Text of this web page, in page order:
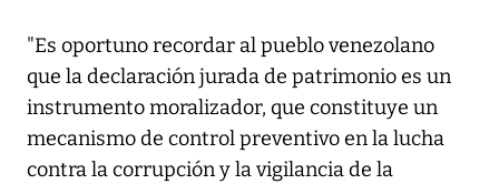
"Es oportuno recordar al pueblo venezolano
que la declaración jurada de patrimonio es un
instrumento moralizador, que constituye un
mecanismo de control preventivo en la lucha
contra la corrupción y la vigilancia de la